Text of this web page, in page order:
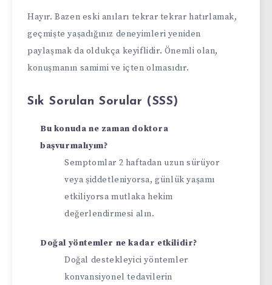
Hayır. Bazen eski anıları tekrar tekrar hatırlamak,
geçmişte yaşadığınız deneyimleri yeniden
paylaşmak da oldukça keyiflidir. Önemli olan,
konuşmanın samimi ve içten olmasıdır.
Sık Sorulan Sorular (SSS)
Bu konuda ne zaman doktora
başvurmalıyım?
Semptomlar 2 haftadan uzun sürüyor
veya şiddetleniyorsa, günlük yaşamı
etkiliyorsa mutlaka hekim
değerlendirmesi alın.
Doğal yöntemler ne kadar etkilidir?
Doğal destekleyici yöntemler
konvansiyonel tedavilerin